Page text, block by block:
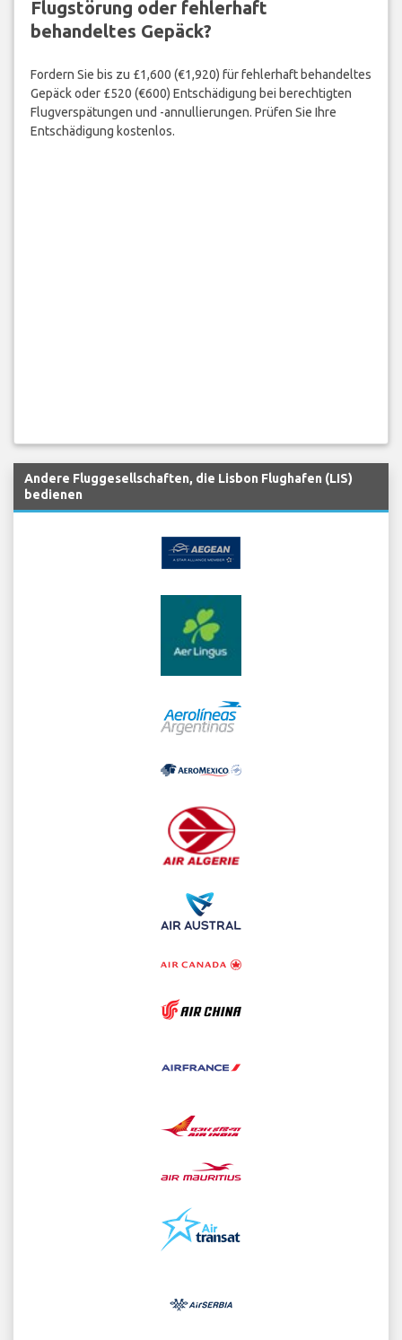
Flugstörung oder fehlerhaft
behandeltes Gepäck?
Fordern Sie bis zu £1,600 (€1,920) für fehlerhaft behandeltes
Gepäck oder £520 (€600) Entschädigung bei berechtigten
Flugverspätungen und -annullierungen. Prüfen Sie Ihre
Entschädigung kostenlos.
Andere Fluggesellschaften, die Lisbon Flughafen (LIS)
bedienen